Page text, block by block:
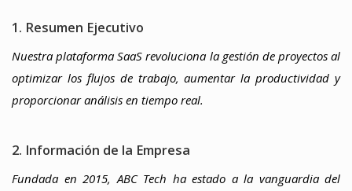
1. Resumen Ejecutivo
Nuestra plataforma SaaS revoluciona la gestión de proyectos al
optimizar los flujos de trabajo, aumentar la productividad y
proporcionar análisis en tiempo real.
2. Información de la Empresa
Fundada en 2015, ABC Tech ha estado a la vanguardia del